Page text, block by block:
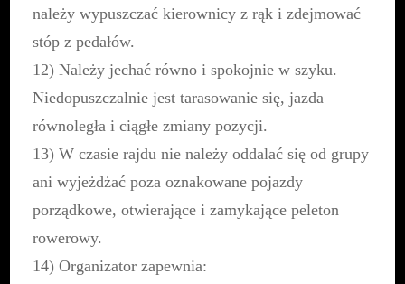
należy wypuszczać kierownicy z rąk i zdejmować
stóp z pedałów.
12) Należy jechać równo i spokojnie w szyku.
Niedopuszczalnie jest tarasowanie się, jazda
równoległa i ciągłe zmiany pozycji.
13) W czasie rajdu nie należy oddalać się od grupy
ani wyjeżdżać poza oznakowane pojazdy
porządkowe, otwierające i zamykające peleton
rowerowy.
14) Organizator zapewnia: